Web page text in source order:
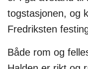
togstasjonen, og
Fredriksten
Både rom og